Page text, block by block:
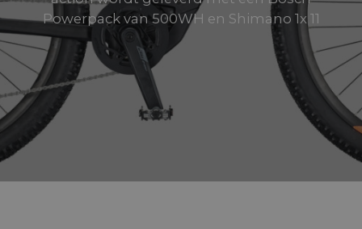
Powerpack van 500WH en Shimano 1x 11